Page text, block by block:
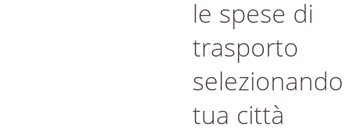
le spese di
trasporto
selezionando
tua città